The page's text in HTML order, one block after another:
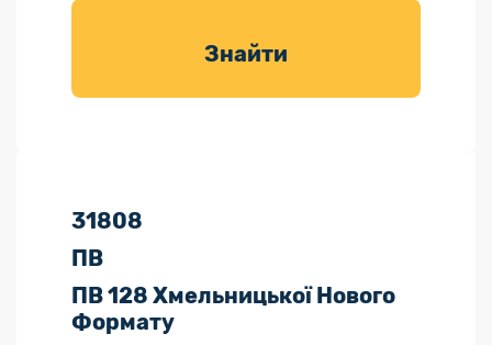
товарів для
Знайти
31808
ПВ
ПВ 128 Хмельницької Нового
Формату